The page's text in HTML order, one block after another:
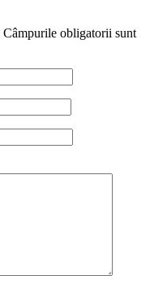
Câmpurile obligatorii sunt